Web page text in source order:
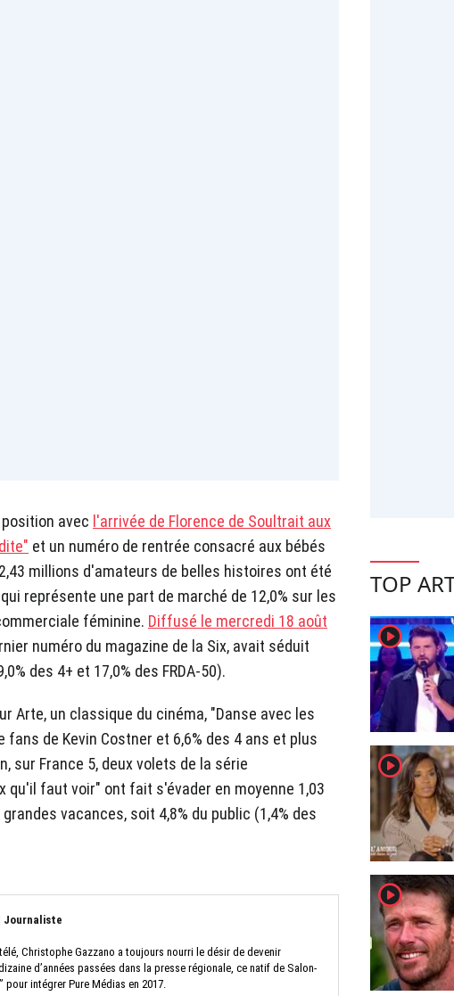
avec l'arrivée de Florence de Soultrait aux
et un numéro de rentrée consacré aux bébés
millions d'amateurs de belles histoires ont été
représente une part de marché de 12,0% sur les
féminine. Diffusé le mercredi 18 août
numéro du magazine de la Six, avait séduit
des 4+ et 17,0% des FRDA-50).
Arte, un classique du cinéma, "Danse avec les
fans de Kevin Costner et 6,6% des 4 ans et plus
sur France 5, deux volets de la série
qu'il faut voir" ont fait s'évader en moyenne 1,03
vacances, soit 4,8% du public (1,4% des
Journaliste
Christophe Gazzano a toujours nourri le désir de devenir
d’années passées dans la presse régionale, ce natif de Salon-
pour intégrer Pure Médias en 2017.
TOP
player2
player2
player2